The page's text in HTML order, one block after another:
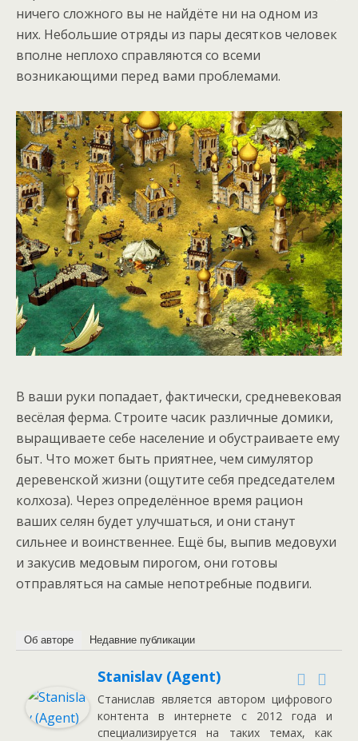
ничего сложного вы не найдёте ни на одном из
них. Небольшие отряды из пары десятков человек
вполне неплохо справляются со всеми
возникающими перед вами проблемами.
В ваши руки попадает, фактически, средневековая
весёлая ферма. Строите часик различные домики,
выращиваете себе население и обустраиваете ему
быт. Что может быть приятнее, чем симулятор
деревенской жизни (ощутите себя председателем
колхоза). Через определённое время рацион
ваших селян будет улучшаться, и они станут
сильнее и воинственнее. Ещё бы, выпив медовухи
и закусив медовым пирогом, они готовы
отправляться на самые непотребные подвиги.
Об авторе Недавние публикации
Stanislav (Agent)
Станислав является автором цифрового
контента в интернете с 2012 года и
специализируется на таких темах, как